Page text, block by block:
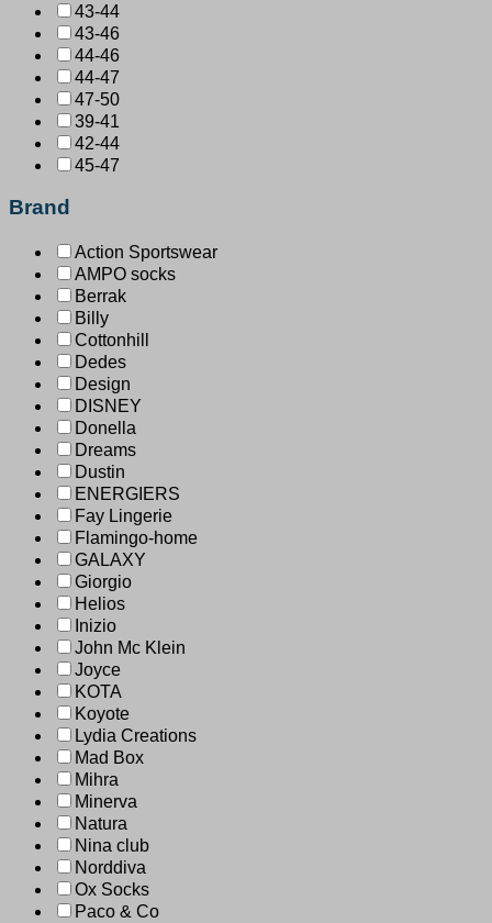
43-44
43-46
44-46
44-47
47-50
39-41
42-44
45-47
Brand
Action Sportswear
AMPO socks
Berrak
Billy
Cottonhill
Dedes
Design
DISNEY
Donella
Dreams
Dustin
ENERGIERS
Fay Lingerie
Flamingo-home
GALAXY
Giorgio
Helios
Inizio
John Mc Klein
Joyce
KOTA
Koyote
Lydia Creations
Mad Box
Mihra
Minerva
Natura
Nina club
Norddiva
Ox Socks
Paco & Co